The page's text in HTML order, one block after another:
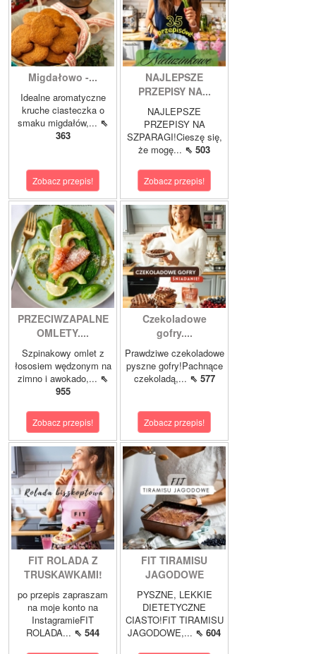
Migdałowo -...
Idealne aromatyczne
kruche ciasteczka o
smaku migdałów,... ⇖
363
Zobacz przepis!
NAJLEPSZE
PRZEPISY NA...
NAJLEPSZE
PRZEPISY NA
SZPARAGI!Cieszę się,
że mogę... ⇖ 503
Zobacz przepis!
PRZECIWZAPALNE
OMLETY....
Szpinakowy omlet z
łososiem wędzonym na
zimno i awokado,... ⇖
955
Zobacz przepis!
Czekoladowe
gofry....
Prawdziwe czekoladowe
pyszne gofry!Pachnące
czekoladą,... ⇖ 577
Zobacz przepis!
FIT ROLADA Z
TRUSKAWKAMI!
po przepis zapraszam
na moje konto na
InstagramieFIT
ROLADA... ⇖ 544
FIT TIRAMISU
JAGODOWE
PYSZNE, LEKKIE
DIETETYCZNE
CIASTO!FIT TIRAMISU
JAGODOWE,... ⇖ 604